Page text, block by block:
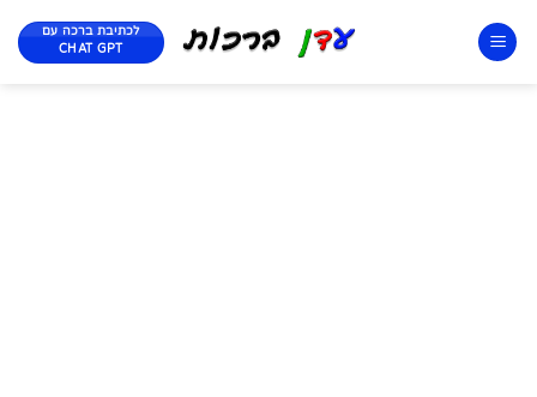
לכתיבת ברכה עם
CHAT GPT